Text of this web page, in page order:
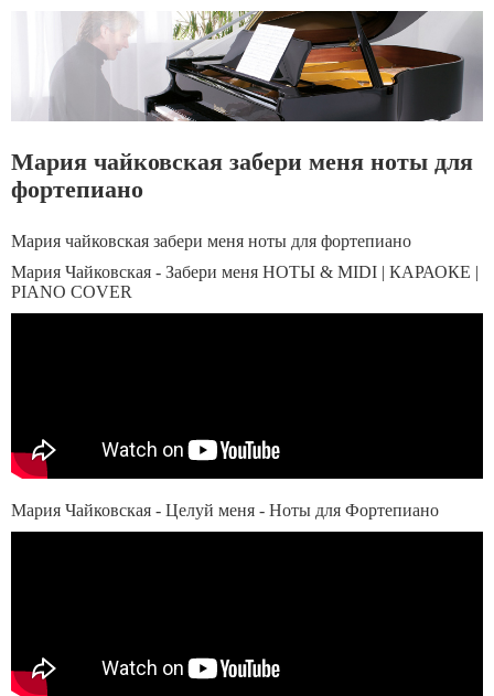
Мария чайковская забери меня ноты для
фортепиано
Мария чайковская забери меня ноты для фортепиано
Мария Чайковская - Забери меня НОТЫ & MIDI | КАРАОКЕ |
PIANO COVER
Мария Чайковская - Целуй меня - Ноты для Фортепиано